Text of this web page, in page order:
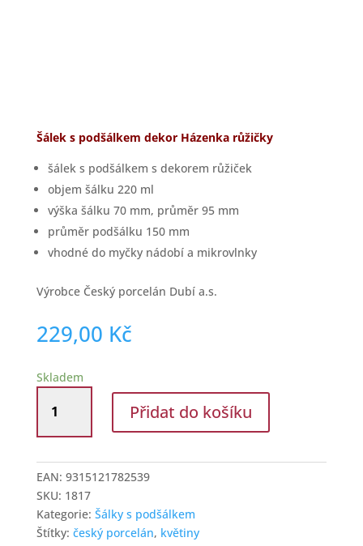
Šálek s podšálkem dekor Házenka růžičky
šálek s podšálkem s dekorem růžiček
objem šálku 220 ml
výška šálku 70 mm, průměr 95 mm
průměr podšálku 150 mm
vhodné do myčky nádobí a mikrovlnky
Výrobce Český porcelán Dubí a.s.
229,00 Kč
Skladem
Dubí
Šálek
podšálkem
220
ml
Házenka
Přidat do košíku
EAN: 9315121782539
SKU: 1817
Kategorie: Šálky s podšálkem
Štítky: český porcelán, květiny